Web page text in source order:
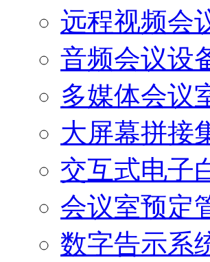
远程视频会
音频会议设
多媒体会议
大屏幕拼接
交互式电子
会议室预定
数字告示系